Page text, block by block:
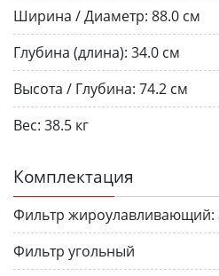
Ширина / Диаметр: 88.0 см
Глубина (длина): 34.0 см
Высота / Глубина: 74.2 см
Вес: 38.5 кг
Комплектация
Фильтр жироулавливающий:
Фильтр угольный